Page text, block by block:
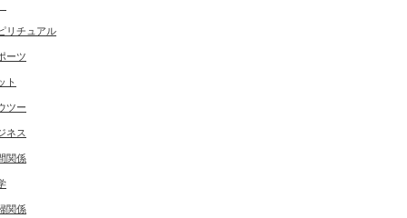
リチュアル
ーツ
ト
ツー
ネス
関係
関係